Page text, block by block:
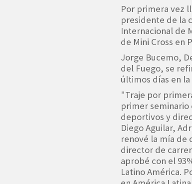
Por primera vez
presidente de la
Internacional de
de Mini Cross en
Jorge Bucemo,
del Fuego, se
últimos días en
"Traje por
primer seminario
deportivos y
Diego Aguilar,
renové la mía de
director de
aprobé con el
Latino América.